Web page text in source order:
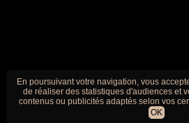
En poursuivant votre navigation, vous
de réaliser des statistiques d'audiences et
contenus ou publicités adaptés selon vos
OK